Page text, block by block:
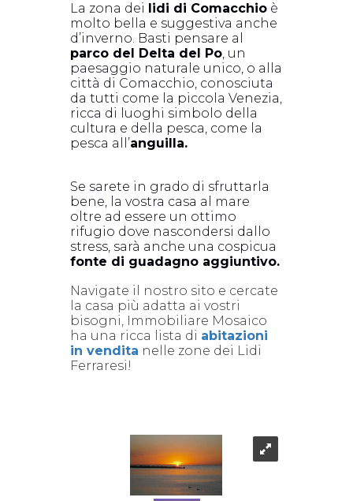
La zona dei lidi di Comacchio è
molto bella e suggestiva anche
d’inverno. Basti pensare al
parco del Delta del Po, un
paesaggio naturale unico, o alla
città di Comacchio, conosciuta
da tutti come la piccola Venezia,
ricca di luoghi simbolo della
cultura e della pesca, come la
pesca all’anguilla.
Se sarete in grado di sfruttarla
bene, la vostra casa al mare
oltre ad essere un ottimo
rifugio dove nascondersi dallo
stress, sarà anche una cospicua
fonte di guadagno aggiuntivo.
Navigate il nostro sito e cercate
la casa più adatta ai vostri
bisogni, Immobiliare Mosaico
ha una ricca lista di abitazioni
in vendita nelle zone dei Lidi
Ferraresi!